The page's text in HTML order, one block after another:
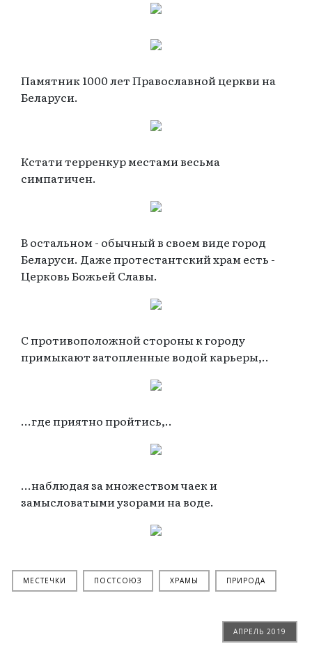
Памятник 1000 лет Православной церкви на
Беларуси.
Кстати терренкур местами весьма
симпатичен.
В остальном - обычный в своем виде город
Беларуси. Даже протестантский храм есть -
Церковь Божьей Славы.
С противоположной стороны к городу
примыкают затопленные водой карьеры,..
...где приятно пройтись,..
...наблюдая за множеством чаек и
замысловатыми узорами на воде.
МЕСТЕЧКИ ПОСТСОЮЗ ХРАМЫ ПРИРОДА
АПРЕЛЬ 2019